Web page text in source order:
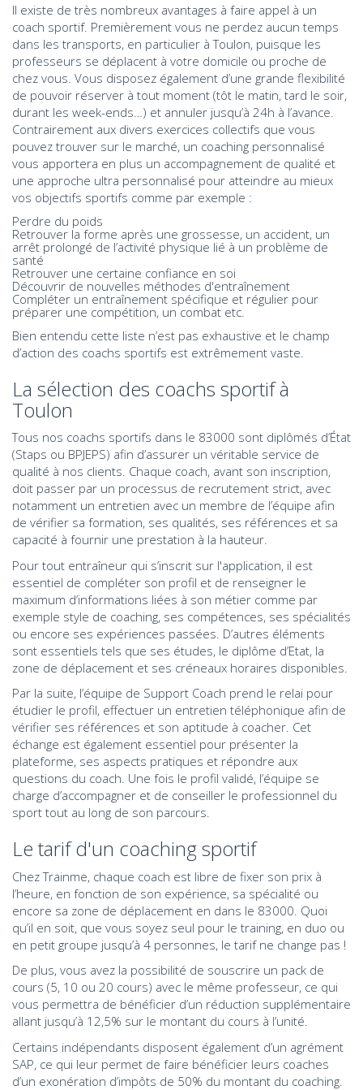
Il existe de très nombreux avantages à faire appel à un
coach sportif. Premièrement vous ne perdez aucun temps
dans les transports, en particulier à Toulon, puisque les
professeurs se déplacent à votre domicile ou proche de
chez vous. Vous disposez également d’une grande flexibilité
de pouvoir réserver à tout moment (tôt le matin, tard le soir,
durant les week-ends…) et annuler jusqu’à 24h à l’avance.
Contrairement aux divers exercices collectifs que vous
pouvez trouver sur le marché, un coaching personnalisé
vous apportera en plus un accompagnement de qualité et
une approche ultra personnalisé pour atteindre au mieux
vos objectifs sportifs comme par exemple :
Perdre du poids
Retrouver la forme après une grossesse, un accident, un
arrêt prolongé de l’activité physique lié à un problème de
santé
Retrouver une certaine confiance en soi
Découvrir de nouvelles méthodes d'entraînement
Compléter un entraînement spécifique et régulier pour
préparer une compétition, un combat etc.
Bien entendu cette liste n’est pas exhaustive et le champ
d’action des coachs sportifs est extrêmement vaste.
La sélection des coachs sportif à
Toulon
Tous nos coachs sportifs dans le 83000 sont diplômés d’État
(Staps ou BPJEPS) afin d’assurer un véritable service de
qualité à nos clients. Chaque coach, avant son inscription,
doit passer par un processus de recrutement strict, avec
notamment un entretien avec un membre de l’équipe afin
de vérifier sa formation, ses qualités, ses références et sa
capacité à fournir une prestation à la hauteur.
Pour tout entraîneur qui s’inscrit sur l'application, il est
essentiel de compléter son profil et de renseigner le
maximum d’informations liées à son métier comme par
exemple style de coaching, ses compétences, ses spécialités
ou encore ses expériences passées. D’autres éléments
sont essentiels tels que ses études, le diplôme d’Etat, la
zone de déplacement et ses créneaux horaires disponibles.
Par la suite, l’équipe de Support Coach prend le relai pour
étudier le profil, effectuer un entretien téléphonique afin de
vérifier ses références et son aptitude à coacher. Cet
échange est également essentiel pour présenter la
plateforme, ses aspects pratiques et répondre aux
questions du coach. Une fois le profil validé, l’équipe se
charge d’accompagner et de conseiller le professionnel du
sport tout au long de son parcours.
Le tarif d'un coaching sportif
Chez Trainme, chaque coach est libre de fixer son prix à
l’heure, en fonction de son expérience, sa spécialité ou
encore sa zone de déplacement en dans le 83000. Quoi
qu’il en soit, que vous soyez seul pour le training, en duo ou
en petit groupe jusqu’à 4 personnes, le tarif ne change pas !
De plus, vous avez la possibilité de souscrire un pack de
cours (5, 10 ou 20 cours) avec le même professeur, ce qui
vous permettra de bénéficier d’un réduction supplémentaire
allant jusqu’à 12,5% sur le montant du cours à l’unité.
Certains indépendants disposent également d’un agrément
SAP, ce qui leur permet de faire bénéficier leurs coaches
d’un exonération d’impôts de 50% du montant du coaching.